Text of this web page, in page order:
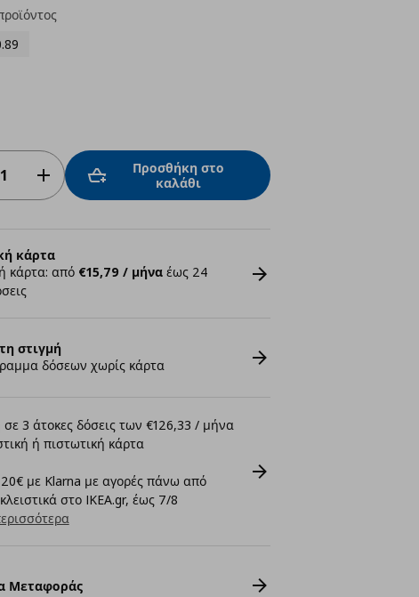
Προσθήκη στο
καλάθι
κάρτα
κάρτα: από €15,79 / μήναέως 24
στιγμή
δόσεων χωρίς κάρτα
3 άτοκες δόσεις των €126,33 / μήνα
ή πιστωτική κάρτα
20€ με Klarna με αγορές πάνω από
στο IKEA.gr, έως 7/8
Μεταφοράς